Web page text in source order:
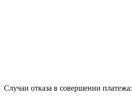
Случаи отказа в совершении платежа: